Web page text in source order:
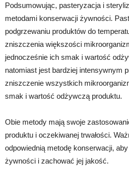
Podsumowując, pasteryzacja i
metodami konserwacji żywności.
podgrzewaniu produktów do
zniszczenia większości
jednocześnie ich smak i wartość
natomiast jest bardziej intensywnym
zniszczenie wszystkich
smak i wartość odżywczą produktu.
Obie metody mają swoje
produktu i oczekiwanej trwałości.
odpowiednią metodę konserwacji,
żywności i zachować jej jakość.